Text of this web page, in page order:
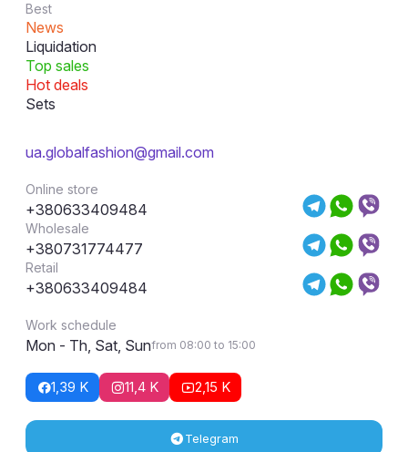
Best
News
Liquidation
Top sales
Hot deals
Sets
ua.globalfashion@gmail.com
Online store
+380633409484
Wholesale
+380731774477
Retail
+380633409484
Work schedule
Mon - Th, Sat, Sunfrom 08:00 to 15:00
1,39 K 11,4 K 2,15 K
Telegram